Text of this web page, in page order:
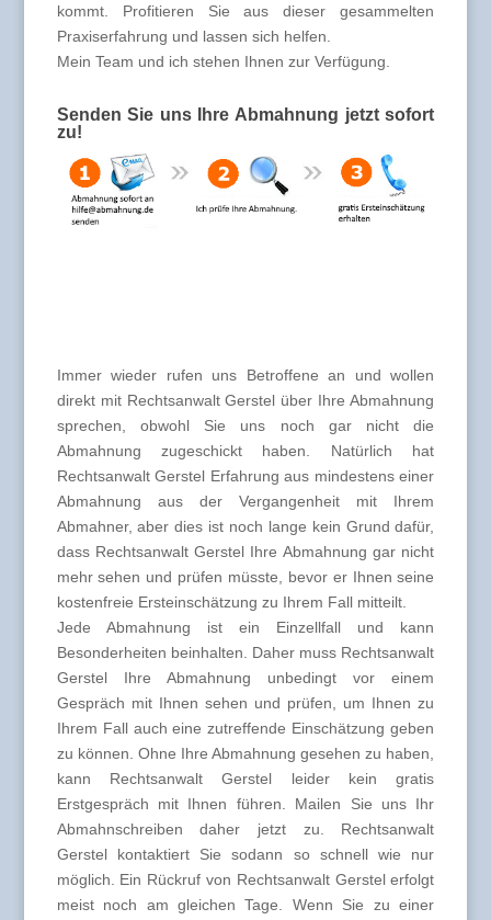
kommt. Profitieren Sie aus dieser gesammelten
Praxiserfahrung und lassen sich helfen.
Mein Team und ich stehen Ihnen zur Verfügung.
Senden Sie uns Ihre Abmahnung jetzt sofort
zu!
Immer wieder rufen uns Betroffene an und wollen
direkt mit Rechtsanwalt Gerstel über Ihre Abmahnung
sprechen, obwohl Sie uns noch gar nicht die
Abmahnung zugeschickt haben. Natürlich hat
Rechtsanwalt Gerstel Erfahrung aus mindestens einer
Abmahnung aus der Vergangenheit mit Ihrem
Abmahner, aber dies ist noch lange kein Grund dafür,
dass Rechtsanwalt Gerstel Ihre Abmahnung gar nicht
mehr sehen und prüfen müsste, bevor er Ihnen seine
kostenfreie Ersteinschätzung zu Ihrem Fall mitteilt.
Jede Abmahnung ist ein Einzellfall und kann
Besonderheiten beinhalten. Daher muss Rechtsanwalt
Gerstel Ihre Abmahnung unbedingt vor einem
Gespräch mit Ihnen sehen und prüfen, um Ihnen zu
Ihrem Fall auch eine zutreffende Einschätzung geben
zu können. Ohne Ihre Abmahnung gesehen zu haben,
kann Rechtsanwalt Gerstel leider kein gratis
Erstgespräch mit Ihnen führen. Mailen Sie uns Ihr
Abmahnschreiben daher jetzt zu. Rechtsanwalt
Gerstel kontaktiert Sie sodann so schnell wie nur
möglich. Ein Rückruf von Rechtsanwalt Gerstel erfolgt
meist noch am gleichen Tage. Wenn Sie zu einer